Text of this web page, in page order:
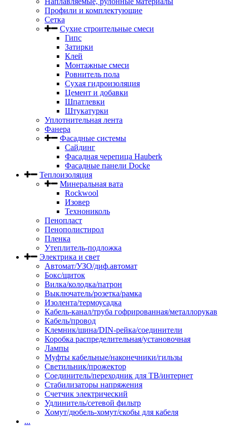
Профили и комплектующие
Сетка
Сухие строительные смеси
Гипс
Затирки
Клей
Монтажные смеси
Ровнитель пола
Сухая гидроизоляция
Цемент и добавки
Шпатлевки
Штукатурки
Уплотнительная лента
Фанера
Фасадные системы
Сайдинг
Фасадная черепица Hauberk
Фасадные панели Docke
Теплоизоляция
Минеральная вата
Rockwool
Изовер
Технониколь
Пенопласт
Пенополистирол
Пленка
Утеплитель-подложка
Электрика и свет
Автомат/УЗО/диф.автомат
Бокс/щиток
Вилка/колодка/патрон
Выключатель/розетка/рамка
Изолента/термоусадка
Кабель-канал/труба гофрированная/металлорукав
Кабель/провод
Клемник/шина/DIN-рейка/соединители
Коробка распределительная/установочная
Лампы
Муфты кабельные/наконечники/гильзы
Светильник/прожектор
Соединитель/переходник для ТВ/интернет
Стабилизаторы напряжения
Счетчик электрический
Удлинитель/сетевой фильтр
Хомут/дюбель-хомут/скобы для кабеля
...